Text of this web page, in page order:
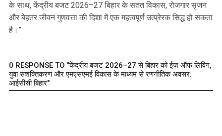
के साथ, केंद्रीय बजट 2026–27 बिहार के सतत विकास, रोजगार सृजन
और बेहतर जीवन गुणवत्ता की दिशा में एक महत्वपूर्ण उत्प्रेरक सिद्ध हो सकता
है।”
0 RESPONSE TO "केंद्रीय बजट 2026–27 से बिहार को ईज़ ऑफ लिविंग,
युवा सशक्तिकरण और एमएसएमई विकास के माध्यम से रणनीतिक अवसर:
आईसीसी बिहार"